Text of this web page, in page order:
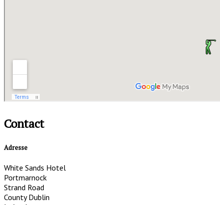
Contact
Adresse
White Sands Hotel
Portmarnock
Strand Road
County Dublin